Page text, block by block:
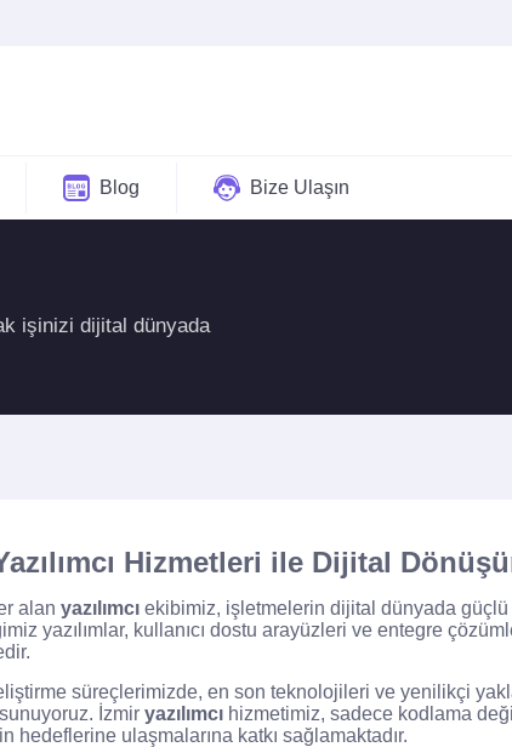
Blog Bize Ulaşın
işinizi dijital dünyada
Hizmetleri ile Dijital
alan yazılımcı ekibimiz, işletmelerin dijital dünyada güçlü
yazılımlar, kullanıcı dostu arayüzleri ve entegre
süreçlerimizde, en son teknolojileri ve yenilikçi
İzmir yazılımcı hizmetimiz, sadece kodlama
hedeflerine ulaşmalarına katkı sağlamaktadır.